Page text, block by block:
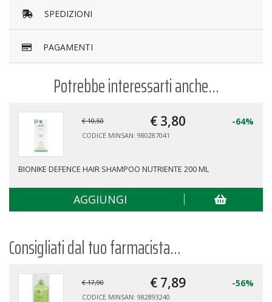
SPEDIZIONI
PAGAMENTI
Potrebbe interessarti anche...
€ 10,50 € 3,80 -64%
CODICE MINSAN: 980287041
BIONIKE DEFENCE HAIR SHAMPOO NUTRIENTE 200 ML
AGGIUNGI
Consigliati dal tuo farmacista...
€ 17,90 € 7,89 -56%
CODICE MINSAN: 982893240